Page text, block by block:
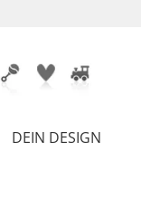
DEIN DESIGN